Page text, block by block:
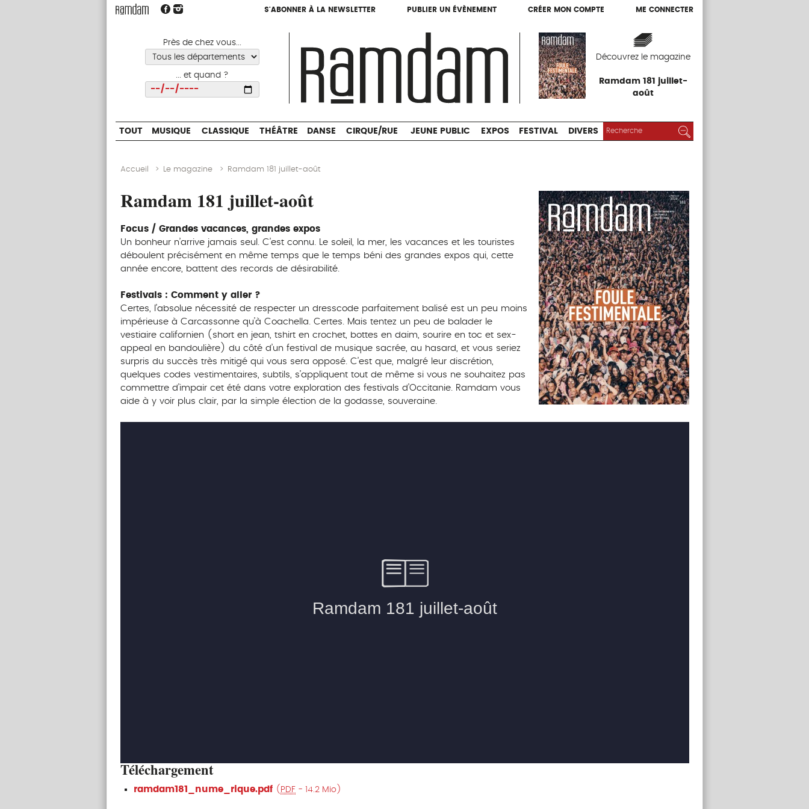
S'ABONNER À LA NEWSLETTER PUBLIER UN ÉVÈNEMENT CRÉER MON COMPTE ME CONNECTER
Près de chez vous...
... et quand ?
Découvrez le magazine
Ramdam 181 juillet-
août
S'ABONNER À LA NEWSLETTER PUBLIER UN ÉVÈNEMENT CRÉER MON COMPTE ME CONNECTER
CIRQUE/RUE JEUNE PUBLIC EXPOS
TOUT MUSIQUE CLASSIQUE THÉÂTRE DANSE CIRQUE/RUE JEUNE PUBLIC EXPOS FESTIVAL DIVERS RECHERCHER :
Accueil > Le magazine > Ramdam 181 juillet-août
Ramdam 181 juillet-août
Focus / Grandes vacances, grandes expos
Un bonheur n’arrive jamais seul. C’est connu. Le soleil, la mer, les vacances et les touristes
déboulent précisément en même temps que le temps béni des grandes expos qui, cette
année encore, battent des records de désirabilité.
Festivals : Comment y aller ?
Certes, l’absolue nécessité de respecter un dresscode parfaitement balisé est un peu moins
impérieuse à Carcassonne qu’à Coachella. Certes. Mais tentez un peu de balader le
vestiaire californien (short en jean, tshirt en crochet, bottes en daim, sourire en toc et sex-
appeal en bandoulière) du côté d’un festival de musique sacrée, au hasard, et vous seriez
surpris du succès très mitigé qui vous sera opposé. C’est que, malgré leur discrétion,
quelques codes vestimentaires, subtils, s’appliquent tout de même si vous ne souhaitez pas
commettre d’impair cet été dans votre exploration des festivals d’Occitanie. Ramdam vous
aide à y voir plus clair, par la simple élection de la godasse, souveraine.
Téléchargement
ramdam181_nume_rique.pdf ( PDF - 14.2 Mio )